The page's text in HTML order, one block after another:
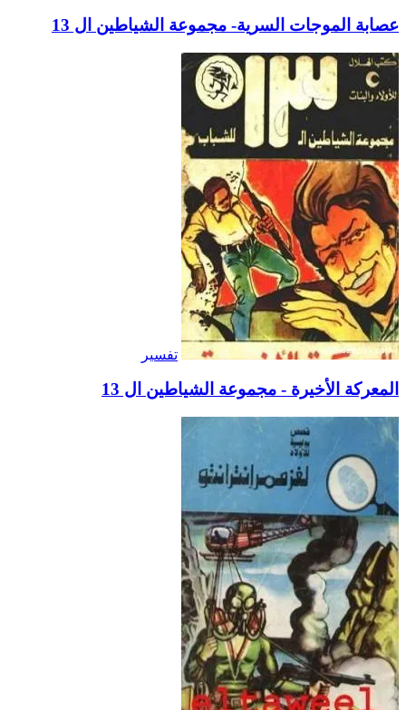
عصابة الموجات السرية- مجموعة الشياطين ال 13
تفسير
المعركة الأخيرة - مجموعة الشياطين ال 13